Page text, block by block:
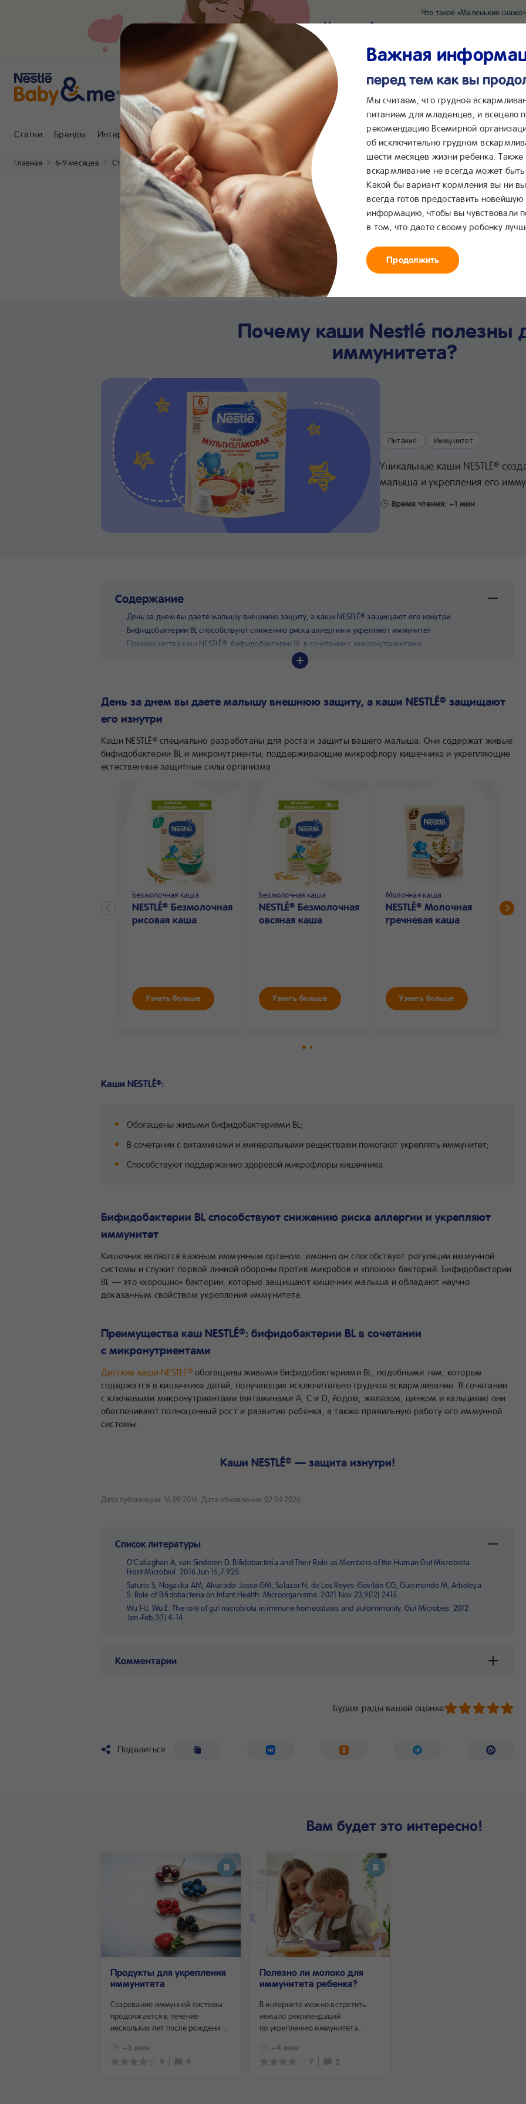
Что такое «Маленькие
Наш новый суперсервис для отслеживания
*2055 Сообщения в
Статьи Бренды Интернет-магазин Клуб Nestlé Baby&me Сервисы Бейбимания
Главная 6-9 месяцев Статьи Почему каши Nestlé полезны для иммунитета?
Бейбимания Что нового
Интернет-
магазин
Линия заботы
Почему каши Nestlé полезны
иммунитета?
Питание Иммунитет
Уникальные каши NESTLÉ®
малыша и укрепления его
Время чтения: ~1 мин
Содержание
День за днем вы даете малышу внешнюю защиту, а каши NESTLÉ® защищают его изнутри
Бифидобактерии BL способствуют снижению риска аллергии и укрепляют иммунитет
Преимущества каш NESTLÉ®: бифидобактерии BL в сочетании с микронутриентами
День за днем вы даете малышу внешнюю защиту, а каши NESTLÉ® защищают
его изнутри
Каши NESTLÉ®специально разработаны для роста и защиты вашего малыша. Они содержат живые
бифидобактерии BL и микронутриенты, поддерживающие микрофлору кишечника и укрепляющие
естественные защитные силы организма.
Безмолочная каша
NESTLÉ® Безмолочная
рисовая каша
Узнать больше
Безмолочная каша
NESTLÉ® Безмолочная
овсяная каша
Узнать больше
Молочная каша
NESTLÉ® Молочная
гречневая каша
Узнать больше
Каши NESTLÉ®:
Обогащены живыми бифидобактериями BL;
В сочетании с витаминами и минеральными веществами помогают укреплять иммунитет;
Способствуют поддержанию здоровой микрофлоры кишечника.
Бифидобактерии BL способствуют снижению риска аллергии и укрепляют
иммунитет
Кишечник является важным иммунным органом: именно он способствует регуляции иммунной
системы и служит первой линией обороны против микробов и «плохих» бактерий. Бифидобактерии
BL — это «хорошие» бактерии, которые защищают кишечник малыша и обладают научно
доказанным свойством укрепления иммунитета.
Преимущества каш NESTLÉ®: бифидобактерии BL в сочетании
с микронутриентами
Детские каши NESTLÉ®обогащены живыми бифидобактериями BL, подобными тем, которые
содержатся в кишечнике детей, получающих исключительно грудное вскармливание. В сочетании
с ключевыми микронутриентами (витаминами А, С и D, йодом, железом, цинком и кальцием) они
обеспечивают полноценный рост и развитие ребёнка, а также правильную работу его иммунной
системы.
Каши NESTLÉ® — защита изнутри!
Дата публикации: 16.09.2016. Дата обновления: 02.04.2026.
Список литературы
O’Callaghan A, van Sinderen D. Bifidobacteria and Their Role as Members of the Human Gut Microbiota.
Front Microbiol. 2016 Jun 15;7:925.
Saturio S, Nogacka AM, Alvarado-Jasso GM, Salazar N, de Los Reyes-Gavilán CG, Gueimonde M, Arboleya
S. Role of Bifidobacteria on Infant Health. Microorganisms. 2021 Nov 23;9(12):2415.
Wu HJ, Wu E. The role of gut microbiota in immune homeostasis and autoimmunity. Gut Microbes. 2012
Jan-Feb;3(1):4-14.
Комментарии
Будем рады вашей оценке
Поделиться
Вам будет это интересно!
Продукты для укрепления
иммунитета
Созревание иммунной системы
продолжается в течение
нескольких лет после рождения.
помогут укрепить иммунитет
вашего ребенка и уменьшить
~3 мин
9
9
Полезно ли молоко для
иммунитета ребенка?
В интернете можно встретить
немало рекомендаций
по укреплению иммунитета
советуют обратить внимание
на молоко и кисломолочные
~4 мин
7
2
Важная
перед тем как вы
Мы считаем, что грудное
питанием для младенцев, и всецело
рекомендацию Всемирной
об исключительно грудном
шести месяцев жизни ребенка.
вскармливание не всегда может
Какой бы вариант кормления вы ни
всегда готов предоставить
информацию, чтобы вы чувствовали
в том, что даете своему ребенку
Продолжить